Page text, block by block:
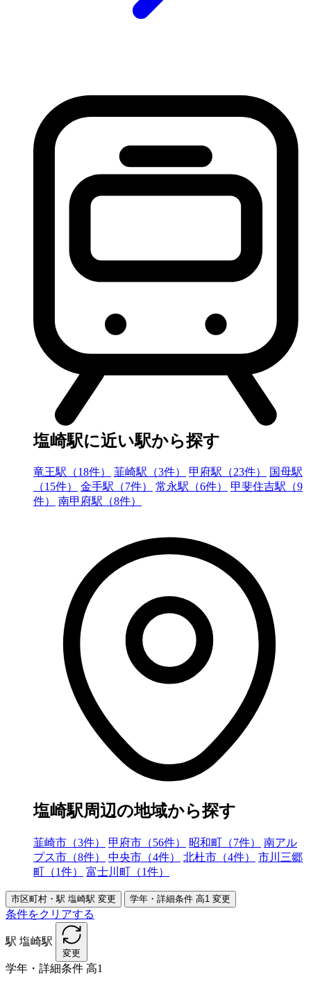
塩崎駅に近い駅から探す
竜王駅（18件） 韮崎駅（3件） 甲府駅（23件）
国母駅
（15件）
金手駅（7件） 常永駅（6件）
甲斐住吉駅（9
件）
南甲府駅（8件）
塩崎駅周辺の地域から探す
韮崎市（3件） 甲府市（56件） 昭和町（7件）
南アル
プス市（8件）
中央市（4件） 北杜市（4件）
市川三郷
町（1件）
富士川町（1件）
市区町村・駅 塩崎駅 変更 学年・詳細条件 高1 変更
条件をクリアする
駅 塩崎駅
変更
学年・詳細条件 高1